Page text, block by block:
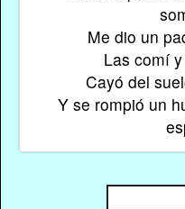
Me dio un
Las comí
Cayó del
Y se rompió un